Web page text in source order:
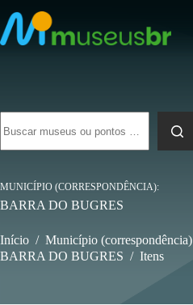
para
o
conteúdo
resultados
MUNICÍPIO (CORRESPONDÊNCIA)
BARRA DO BUGRES
Início / Município (correspondência)
BARRA DO BUGRES / Itens